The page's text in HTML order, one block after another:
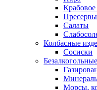
Пресервы
Салаты
Колбасные
Сосиски
Морсы,